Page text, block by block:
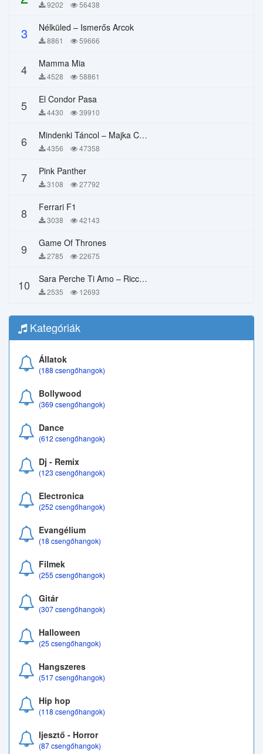
9202 56438
3 Nélküled – Ismerős Arcok
8861 59666
4 Mamma Mia
4528 58861
5 El Condor Pasa
4430 39910
6 Mindenki Táncol – Majka Curtis, Péter Majoros
4356 47358
7 Pink Panther
3108 27792
8 Ferrari F1
3038 42143
9 Game Of Thrones
2785 22675
10 Sara Perche Ti Amo – Ricchi E Poveri
2535 12693
Kategóriák
Állatok
(188 csengőhangok)
Bollywood
(369 csengőhangok)
Dance
(612 csengőhangok)
Dj - Remix
(123 csengőhangok)
Electronica
(252 csengőhangok)
Evangélium
(18 csengőhangok)
Filmek
(255 csengőhangok)
Gitár
(307 csengőhangok)
Halloween
(25 csengőhangok)
Hangszeres
(517 csengőhangok)
Hip hop
(118 csengőhangok)
Ijesztő - Horror
(87 csengőhangok)